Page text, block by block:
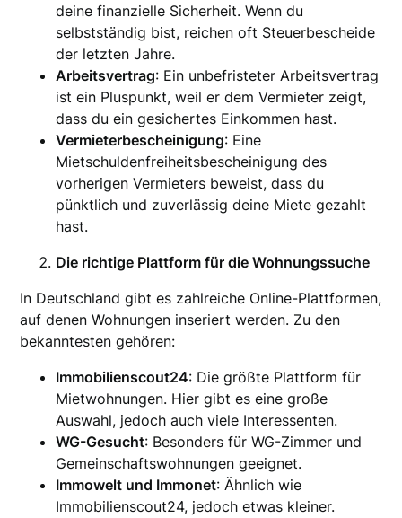
deine finanzielle Sicherheit. Wenn du
selbstständig bist, reichen oft Steuerbescheide
der letzten Jahre.
Arbeitsvertrag: Ein unbefristeter Arbeitsvertrag
ist ein Pluspunkt, weil er dem Vermieter zeigt,
dass du ein gesichertes Einkommen hast.
Vermieterbescheinigung: Eine
Mietschuldenfreiheitsbescheinigung des
vorherigen Vermieters beweist, dass du
pünktlich und zuverlässig deine Miete gezahlt
hast.
Die richtige Plattform für die Wohnungssuche
In Deutschland gibt es zahlreiche Online-Plattformen,
auf denen Wohnungen inseriert werden. Zu den
bekanntesten gehören:
Immobilienscout24: Die größte Plattform für
Mietwohnungen. Hier gibt es eine große
Auswahl, jedoch auch viele Interessenten.
WG-Gesucht: Besonders für WG-Zimmer und
Gemeinschaftswohnungen geeignet.
Immowelt und Immonet: Ähnlich wie
Immobilienscout24, jedoch etwas kleiner.